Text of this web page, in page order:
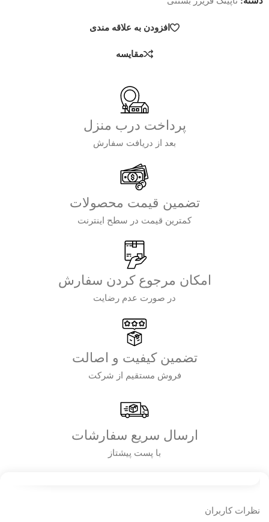
افزودن به علاقه مندی
مقایسه
پرداخت درب منزل
بعد از دریافت سفارش
تضمین قیمت محصولات
کمترین قیمت در سطح اینترنت
امکان مرجوع کردن سفارش
در صورت عدم رضایت
تضمین کیفیت و اصالت
فروش مستقیم از شرکت
ارسال سریع سفارشات
با پست پیشتاز
نظرات کاربران